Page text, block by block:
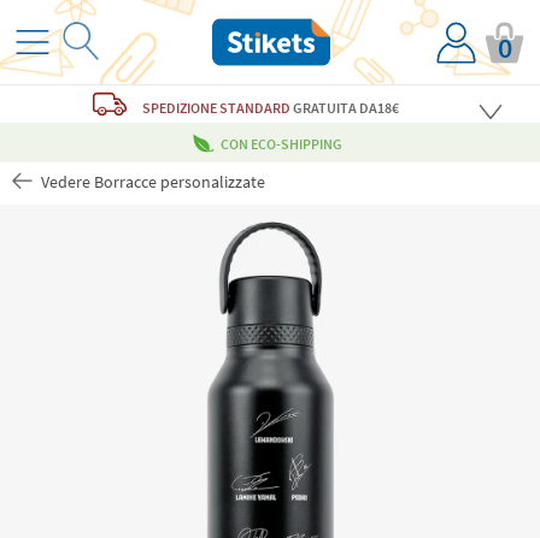
0
SPEDIZIONE STANDARD GRATUITADA18€
CON ECO-SHIPPING
Vedere Borracce personalizzate